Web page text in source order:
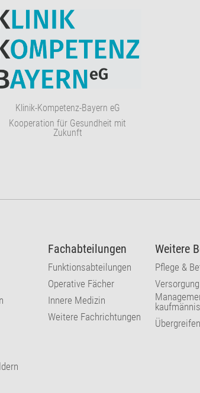
Klinik-Kompetenz-Bayern eG
Kooperation für Gesundheit mit
Zukunft
Fachabteilungen
Funktionsabteilungen
Operative Fächer
Innere Medizin
Weitere Fachrichtungen
Weitere
Pflege &
Versorgung